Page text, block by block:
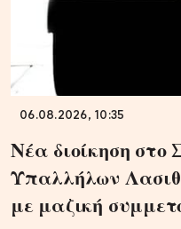
06.08.2026, 10:35
Νέα διοίκηση στο
Υπαλλήλων
με μαζική